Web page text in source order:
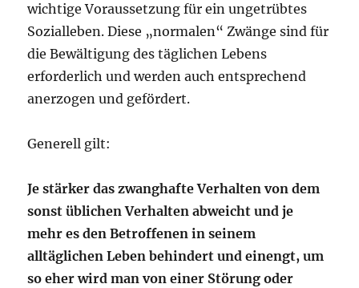
wichtige Voraussetzung für ein ungetrübtes
Sozialleben. Diese „normalen“ Zwänge sind für
die Bewältigung des täglichen Lebens
erforderlich und werden auch entsprechend
anerzogen und gefördert.
Generell gilt:
Je stärker das zwanghafte Verhalten von dem
sonst üblichen Verhalten abweicht und je
mehr es den Betroffenen in seinem
alltäglichen Leben behindert und einengt, um
so eher wird man von einer Störung oder